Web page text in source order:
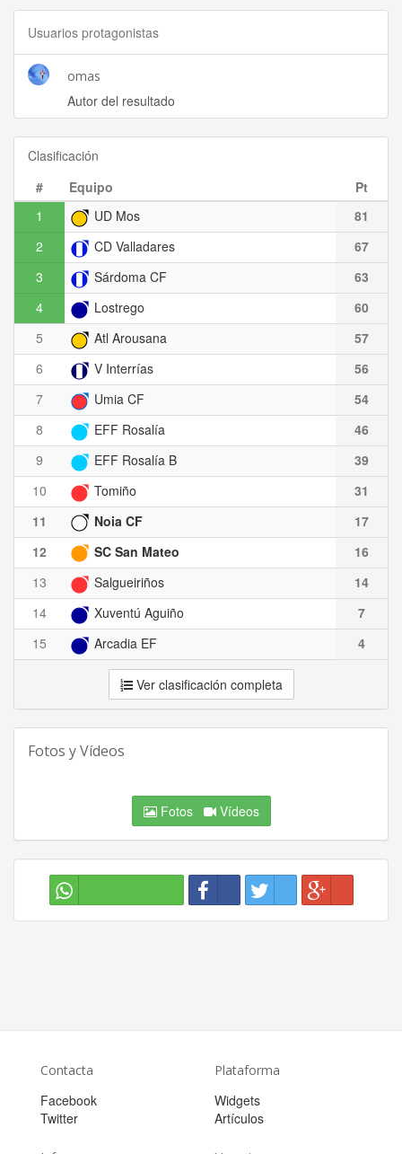
Usuarios protagonistas
omas
Autor del resultado
Clasificación
#
Equipo
Pt
1
UD Mos
81
2
CD Valladares
67
3
Sárdoma CF
63
4
Lostrego
60
5
Atl Arousana
57
6
V Interrías
56
7
Umia CF
54
8
EFF Rosalía
46
9
EFF Rosalía B
39
10
Tomiño
31
11
Noia CF
17
12
SC San Mateo
16
13
Salgueiriños
14
14
Xuventú Aguiño
7
15
Arcadia EF 4
Ver clasificación completa
Fotos y Vídeos
Fotos Vídeos
Contacta
Facebook
Twitter
Plataforma
Widgets
Artículos